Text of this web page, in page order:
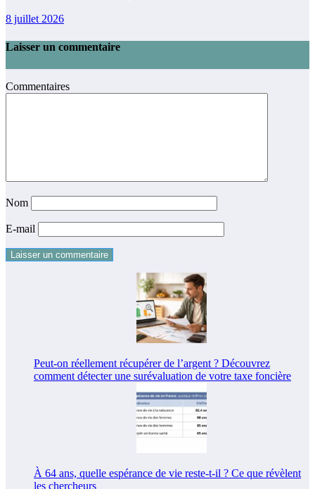
8 juillet 2026
Laisser un commentaire
Commentaires
Nom
E-mail
Peut-on réellement récupérer de l’argent ? Découvrez
comment détecter une surévaluation de votre taxe foncière
À 64 ans, quelle espérance de vie reste-t-il ? Ce que révèlent
les chercheurs